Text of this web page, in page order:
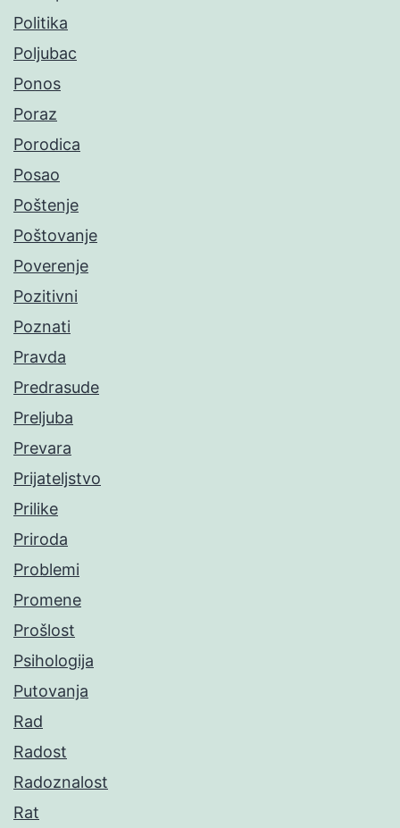
Politika
Poljubac
Ponos
Poraz
Porodica
Posao
Poštenje
Poštovanje
Poverenje
Pozitivni
Poznati
Pravda
Predrasude
Preljuba
Prevara
Prijateljstvo
Prilike
Priroda
Problemi
Promene
Prošlost
Psihologija
Putovanja
Rad
Radost
Radoznalost
Rat